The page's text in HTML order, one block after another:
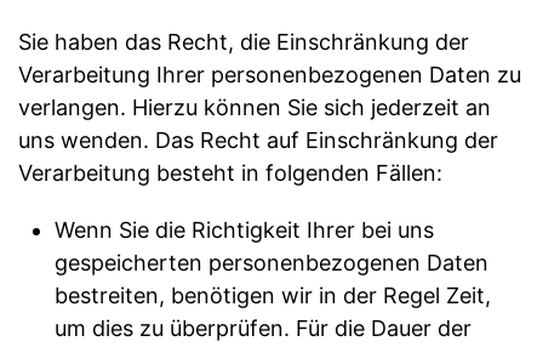
Sie haben das Recht, die Einschränkung der
Verarbeitung Ihrer personenbezogenen Daten zu
verlangen. Hierzu können Sie sich jederzeit an
uns wenden. Das Recht auf Einschränkung der
Verarbeitung besteht in folgenden Fällen:
Wenn Sie die Richtigkeit Ihrer bei uns
gespeicherten personenbezogenen Daten
bestreiten, benötigen wir in der Regel Zeit,
um dies zu überprüfen. Für die Dauer der